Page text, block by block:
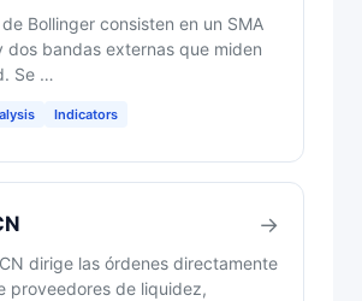
Bollinger consisten en un SMA
dos bandas externas que miden
Se …
Indicators
dirige las órdenes directamente
proveedores de liquidez,
→